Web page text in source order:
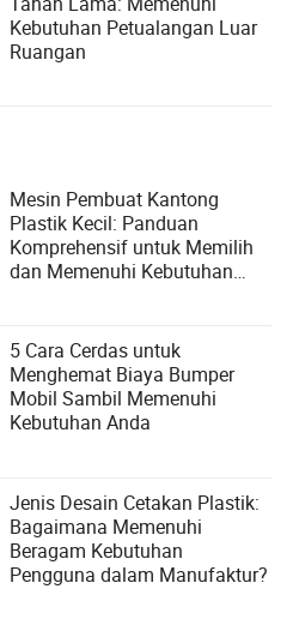
Kebutuhan Petualangan Luar
Ruangan
Mesin Pembuat Kantong
Plastik Kecil: Panduan
Komprehensif untuk Memilih
dan Memenuhi Kebutuhan
5 Cara Cerdas untuk
Menghemat Biaya Bumper
Mobil Sambil Memenuhi
Kebutuhan Anda
Jenis Desain Cetakan Plastik:
Bagaimana Memenuhi
Beragam Kebutuhan
Pengguna dalam Manufaktur?